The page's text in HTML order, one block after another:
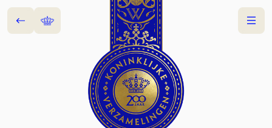
Terug Home Menu